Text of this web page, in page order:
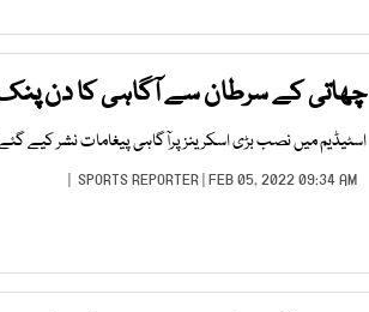
چھاتی کے سرطان سے آگاہی کا دن
اسٹیڈیم میں نصب بڑی اسکرینز پرآگاہی پیغامات نشر کیے
SPORTS REPORTER| FEB 05, 2022 09:34 AM |